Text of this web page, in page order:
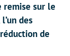
remise sur le
des
de